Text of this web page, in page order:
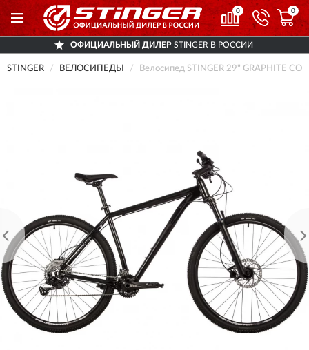
0 0
ОФИЦИАЛЬНЫЙ ДИЛЕР STINGER В РОССИИ
STINGER ВЕЛОСИПЕДЫ Велосипед STINGER 29" GRAPHITE